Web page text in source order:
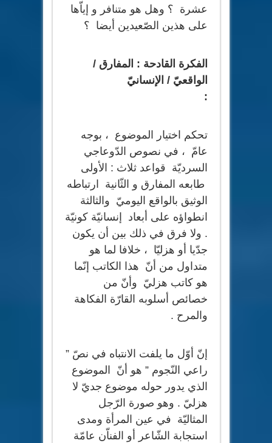
عشرة ؟ وهل هو متنافر و إياّها
على هذين الصّعيدين أيضا ؟
الفكرة القادحة : المفارق /
الواقعيّ / الإنسانيّ
:
تحكم اختيار الموضوع ، بوجه
عامّ ، في نصوص الدّوعاجي
السرديّة قواعد ثلاث : الأولى
طابعه المفارق و الثّانية ارتباطه
الوثيق بالواقع اليوميّ والثالثة
انطواؤه على أبعاد إنسانيّة كونيّة
. ولا فرق في ذلك بين أن يكون
جدّيا أو هزليّا ، خلافا لما هو
متداول من أنّ هذا الكاتب إنّما
هو كاتب هزليّ وأنّ من
خصائص أسلوبه القارّة الفكاهة
والمرح .
إنّ أوّل ما يلفت الانتباه في نصّ ”
راعي النّجوم ” هو أنّ الموضوع
الذي يدور حوله موضوع جديّ لا
هزليّ . وهو صورة الرّجل
المثاليّة في عين المرأة ومدى
استجابة الشّاعر أو الفناّن عامّة